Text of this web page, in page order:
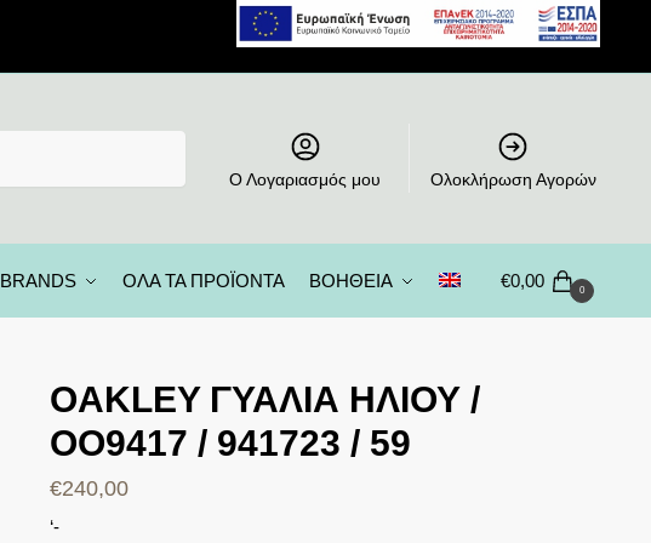
Ο Λογαριασμός μου Ολοκλήρωση Αγορών
BRANDS ΟΛΑ ΤΑ ΠΡΟΪΟΝΤΑ ΒΟΗΘΕΙΑ €0,00 0
OAKLEY ΓΥΑΛΙΑ ΗΛΙΟΥ /
OO9417 / 941723 / 59
€240,00
‘-